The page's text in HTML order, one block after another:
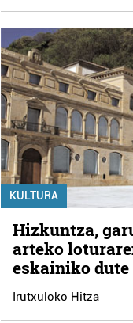
KULTURA
Hizkuntza,
arteko
eskainiko dute
Irutxuloko Hitza